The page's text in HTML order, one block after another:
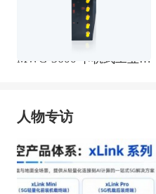
MWG-3600 卡轨式工业无线5G+WIFI6路由器
人物专访